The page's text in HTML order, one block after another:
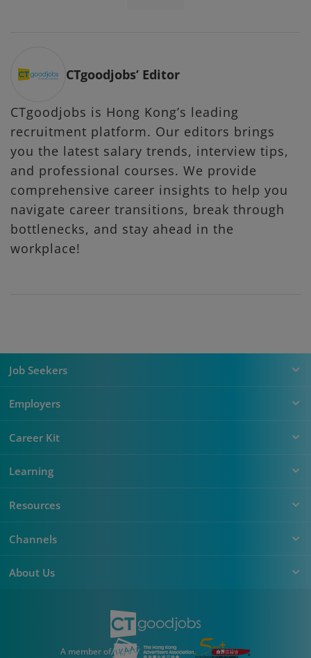
CTgoodjobs’ Editor
CTgoodjobs is Hong Kong’s leading
recruitment platform. Our editors brings
you the latest salary trends, interview tips,
and professional courses. We provide
comprehensive career insights to help you
navigate career transitions, break through
bottlenecks, and stay ahead in the
workplace!
Job Seekers
Employers
Career Kit
Learning
Resources
Channels
About Us
A member of